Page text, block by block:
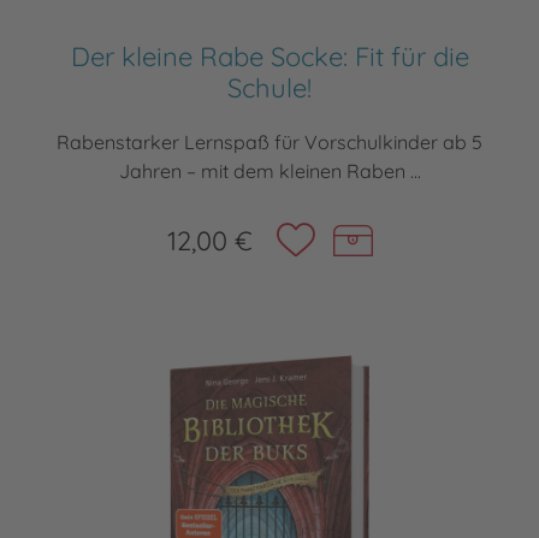
Der kleine Rabe Socke: Fit für die
Schule!
Rabenstarker Lernspaß für Vorschulkinder ab 5
Jahren – mit dem kleinen Raben ...
12,00 €